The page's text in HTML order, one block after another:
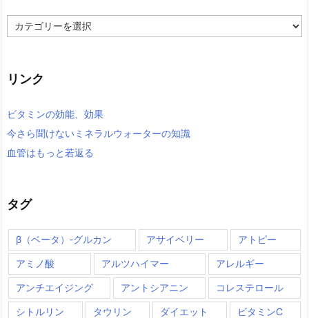
テ
ー
リンク
ビタミンの効能、効果
今さら聞けないミネラルウォーターの知識
血管はもっと若返る
タグ
β（ベータ）‐グルカン アサイベリー アトピー
アミノ酸 アルツハイマー アレルギー
アンチエイジング アントシアニン コレステロール
シトルリン タウリン ダイエット ビタミンC